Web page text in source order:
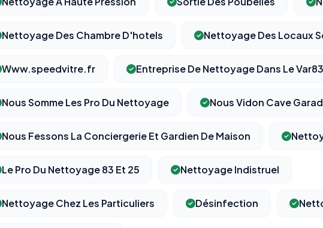
Nettoyage Des Chambre D'hotels Nettoyage Des Locaux
Www.speedvitre.fr Entreprise De Nettoyage Dans Le Var83
Nous Somme Les Pro Du Nettoyage Nous Vidon Cave
Nous Fessons La Conciergerie Et Gardien De Maison
Le Pro Du Nettoyage 83 Et 25 Nettoyage Indistruel
Nettoyage Chez Les Particuliers Désinfection
Cookies essentiels TOUJOURS ACTIF
pas être désactivés.
Cookies analytiques
(pages visitées, durée de visite) pour l'améliorer. Données
anonymisées via Google Analytics.